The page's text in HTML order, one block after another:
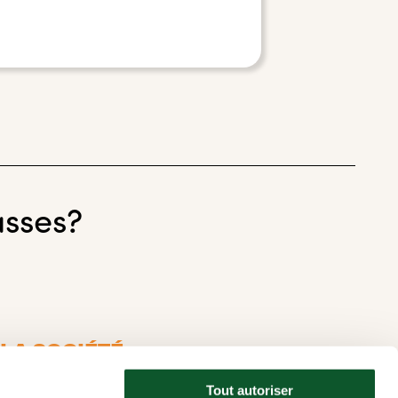
Tout autoriser
SOCIÉTÉ
DES ACTIONS